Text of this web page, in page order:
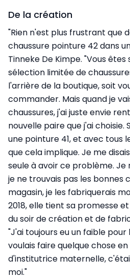
De la création
"Rien n'est plus frustrant que
chaussure pointure 42 dans
Tinneke De Kimpe. "Vous
sélection limitée de
l'arrière de la boutique, soit
commander. Mais quand je
chaussures, j'ai juste envie
nouvelle paire que j'ai choisie.
une pointure 41, et avec tous
que cela implique. Je me
seule à avoir ce problème. Je
je ne trouvais pas les bonnes
magasin, je les fabriquerais
2018, elle tient sa promesse
du soir de création et de
"J'ai toujours eu un faible pour
voulais faire quelque chose
d'institutrice maternelle,
moi."